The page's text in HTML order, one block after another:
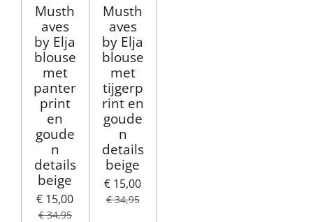
Musth
aves
by Elja
blouse
met
panter
print
en
goude
n
details
beige
€ 15,00
€ 34,95
Musth
aves
by Elja
blouse
met
tijgerp
rint en
goude
n
details
beige
€ 15,00
€ 34,95